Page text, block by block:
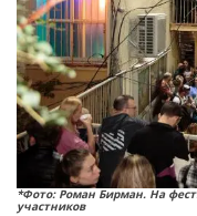
*Фото: Роман Бирман. На
участников